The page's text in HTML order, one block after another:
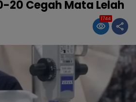
20 Cegah Mata Lelah
1744